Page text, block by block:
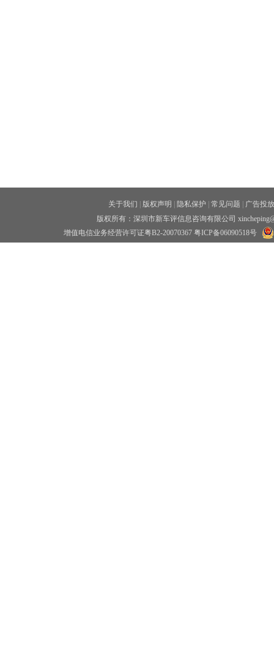
关于我们 版权声明 隐私保护 常见问题
广告投放
版权所有：深圳市新车评信息咨询有限公司
增值电信业务经营许可证粤B2-20070367 粤ICP备06090518号